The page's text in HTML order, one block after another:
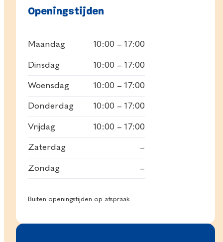
Openingstijden
Maandag 10:00 – 17:00
Dinsdag 10:00 – 17:00
Woensdag 10:00 – 17:00
Donderdag 10:00 – 17:00
Vrijdag 10:00 – 17:00
Zaterdag –
Zondag –
Buiten openingstijden op afspraak.